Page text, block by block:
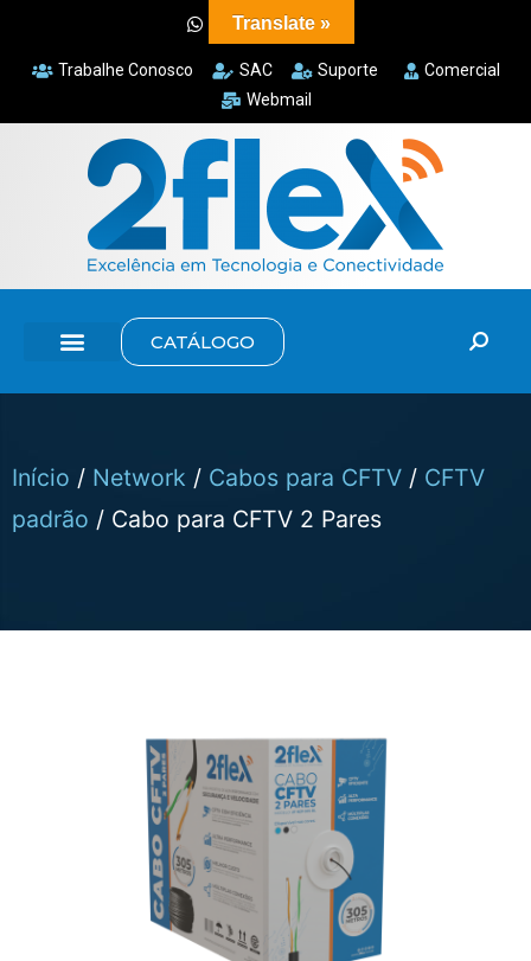
Trabalhe Conosco SAC Suporte
Comercial
Webmail
CATÁLOGO
Início / Network / Cabos para CFTV / CFTV
padrão / Cabo para CFTV 2 Pares
Translate »